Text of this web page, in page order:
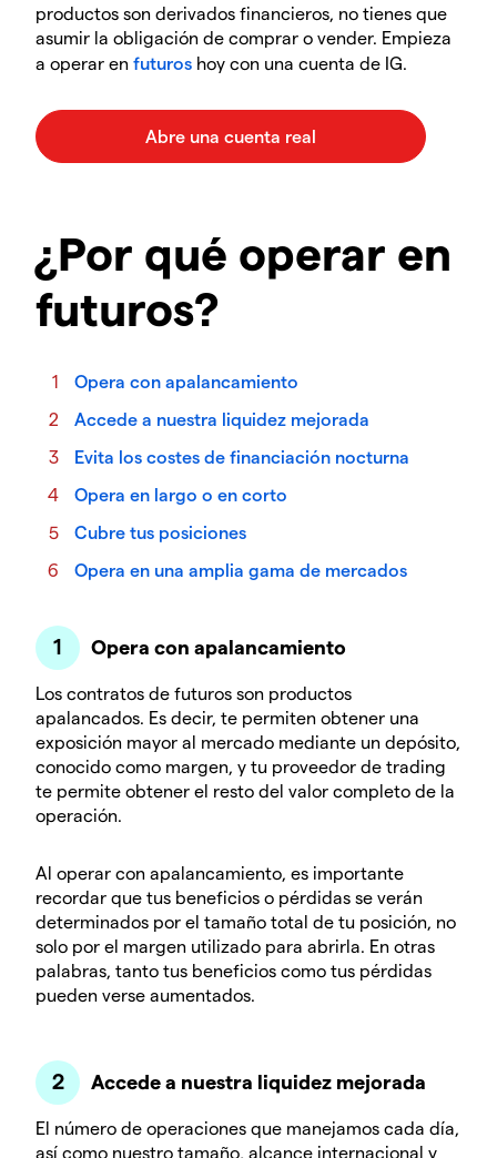
productos son derivados financieros, no tienes que
asumir la obligación de comprar o vender. Empieza
a operar en futuros hoy con una cuenta de IG.
¿Por qué operar en
futuros?
Opera con apalancamiento
Accede a nuestra liquidez mejorada
Evita los costes de financiación nocturna
Opera en largo o en corto
Cubre tus posiciones
Opera en una amplia gama de mercados
Opera con apalancamiento
Los contratos de futuros son productos
apalancados. Es decir, te permiten obtener una
exposición mayor al mercado mediante un depósito,
conocido como margen, y tu proveedor de trading
te permite obtener el resto del valor completo de la
operación.
Al operar con apalancamiento, es importante
recordar que tus beneficios o pérdidas se verán
determinados por el tamaño total de tu posición, no
solo por el margen utilizado para abrirla. En otras
palabras, tanto tus beneficios como tus pérdidas
pueden verse aumentados.
Accede a nuestra liquidez mejorada
El número de operaciones que manejamos cada día,
así como nuestro tamaño, alcance internacional y